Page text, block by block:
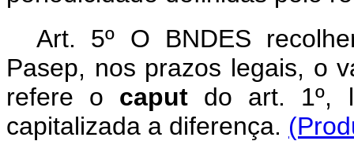
Art. 5º O BNDES
Pasep, nos prazos legais, o
refere o caput do art. 1º,
capitalizada a diferença.